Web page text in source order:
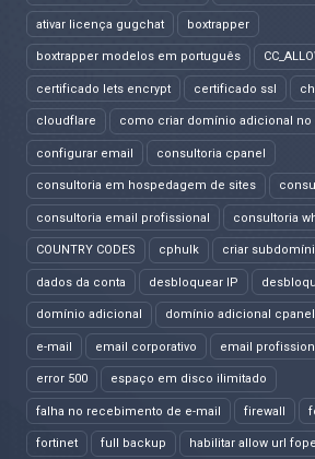
ativar licença gugchat boxtrapper
boxtrapper modelos em português
certificado lets encrypt certificado ssl
cloudflare como criar domínio adicional no
configurar email consultoria cpanel
consultoria em hospedagem de sites
consultoria email profissional consultoria
COUNTRY CODES cphulk criar
dados da conta desbloquear IP
domínio adicional domínio adicional cpanel
e-mail email corporativo email
error 500 espaço em disco ilimitado
falha no recebimento de e-mail firewall
fortinet full backup habilitar allow url